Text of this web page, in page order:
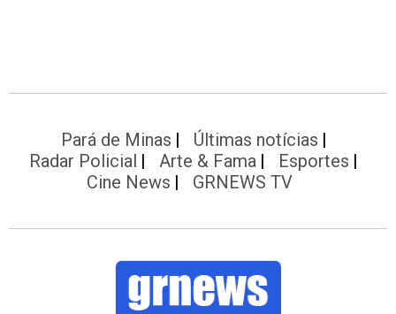
Pará de Minas
Últimas notícias
Radar Policial
Arte & Fama
Esportes
Cine News
GRNEWS TV